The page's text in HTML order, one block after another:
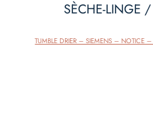
SÈCHE-LINGE
TUMBLE DRIER – SIEMENS – NOTICE